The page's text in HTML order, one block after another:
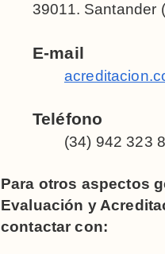
39011. Santander
E-mail
Teléfono
(34) 942 323
Para otros aspectos
Evaluación y
contactar con: